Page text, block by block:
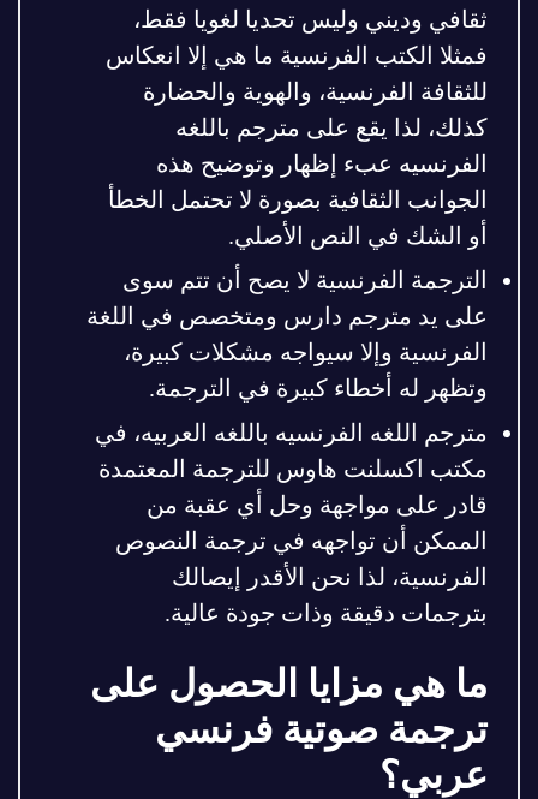
ثقافي وديني وليس تحديا لغويا فقط،
فمثلا الكتب الفرنسية ما هي إلا انعكاس
للثقافة الفرنسية، والهوية والحضارة
كذلك، لذا يقع على مترجم باللغه
الفرنسيه عبء إظهار وتوضيح هذه
الجوانب الثقافية بصورة لا تحتمل الخطأ
أو الشك في النص الأصلي.
الترجمة الفرنسية لا يصح أن تتم سوى
على يد مترجم دارس ومتخصص في اللغة
الفرنسية وإلا سيواجه مشكلات كبيرة،
وتظهر له أخطاء كبيرة في الترجمة.
مترجم اللغه الفرنسيه باللغه العربيه، في
مكتب اكسلنت هاوس للترجمة المعتمدة
قادر على مواجهة وحل أي عقبة من
الممكن أن تواجهه في ترجمة النصوص
الفرنسية، لذا نحن الأقدر إيصالك
بترجمات دقيقة وذات جودة عالية.
ما هي مزايا الحصول على
ترجمة صوتية فرنسي
عربي؟